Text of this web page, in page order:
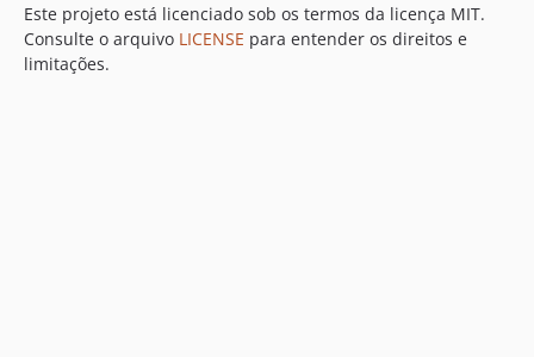
Este projeto está licenciado sob os termos da licença MIT.
Consulte o arquivo LICENSE para entender os direitos e
limitações.